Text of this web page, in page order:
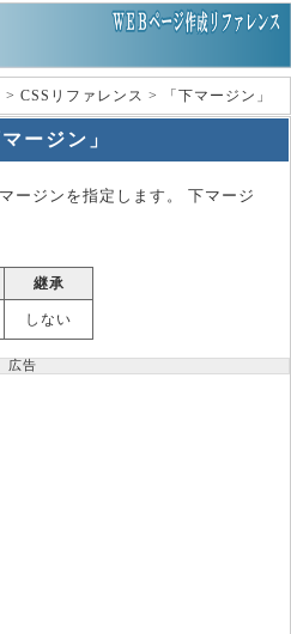
> CSSリファレンス > 「下マージン」
ージン」
ージンを指定します。 下マージ
継承
しない
広告